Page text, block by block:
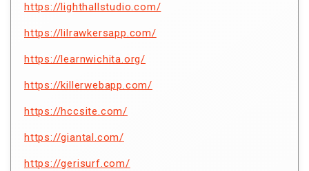
https://lighthallstudio.com/
https://lilrawkersapp.com/
https://learnwichita.org/
https://killerwebapp.com/
https://hccsite.com/
https://giantal.com/
https://gerisurf.com/